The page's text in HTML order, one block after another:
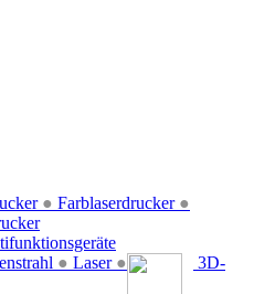
● Farblaserdrucker ●
● Laser ● 3D-